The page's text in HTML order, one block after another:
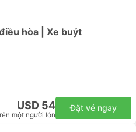
hòa | Xe buýt
USD 54
một người lớn
Đặt vé ngay